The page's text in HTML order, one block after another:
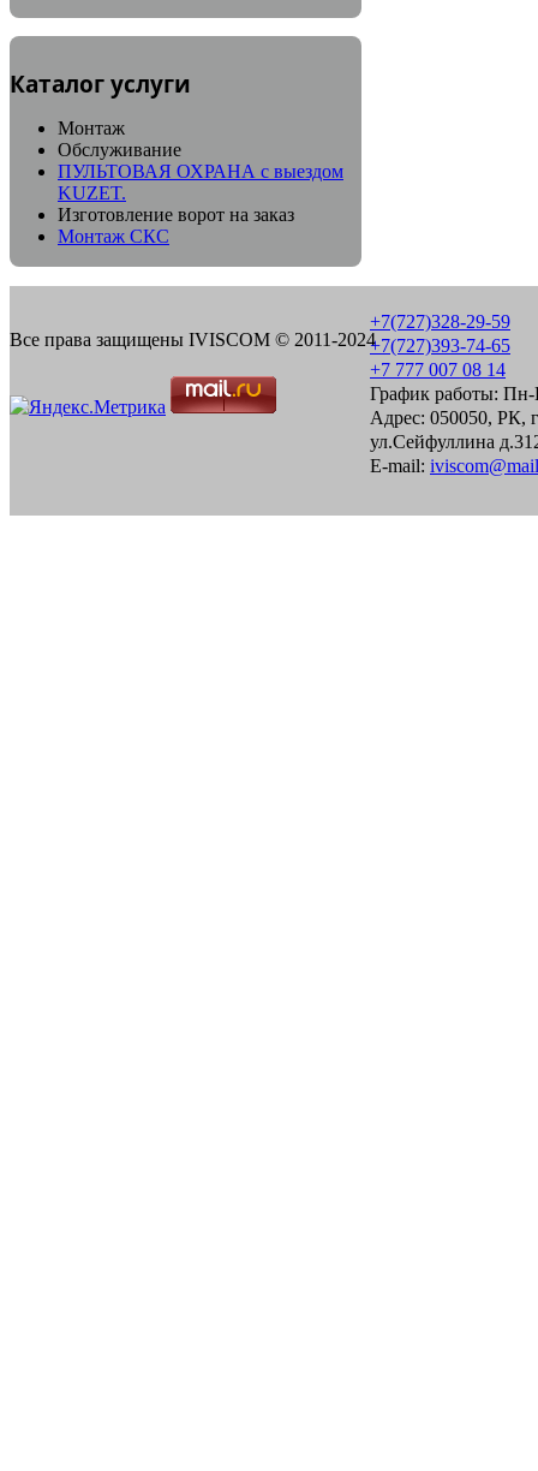
Каталог услуги
Монтаж
Обслуживание
ПУЛЬТОВАЯ ОХРАНА с выездом
KUZET.
Изготовление ворот на заказ
Монтаж СКС
Все права защищены IVISCOM © 2011-2024
+7(727)328-29-59
+7(727)393-74-65
+7 777 007 08 14
График работы: Пн-
Адрес: 050050, РК,
ул.Сейфуллина
E-mail: